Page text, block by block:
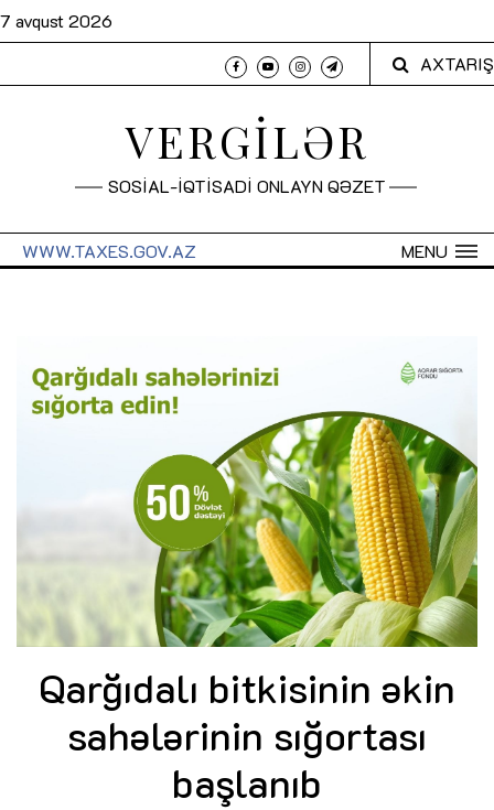
7 avqust 2026
AXTARIŞ
VERGİLƏR
SOSİAL-İQTİSADİ ONLAYN QƏZET
MENU
WWW.TAXES.GOV.AZ
Qarğıdalı bitkisinin əkin
sahələrinin sığortası
başlanıb